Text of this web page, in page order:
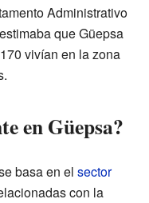
Administrativo
que Güepsa
vivían en la zona
en Güepsa?
basa en el sector
con la